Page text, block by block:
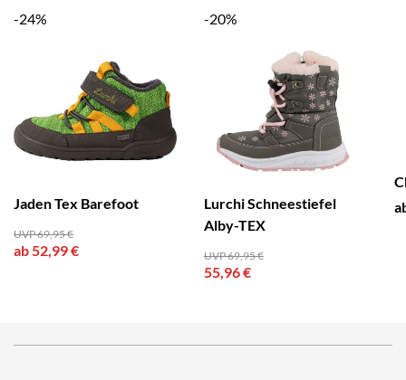
-24%
Jaden Tex Barefoot
UVP 69,95 €
ab 52,99 €
-20%
Lurchi Schneestiefel
Alby-TEX
UVP 69,95 €
55,96 €